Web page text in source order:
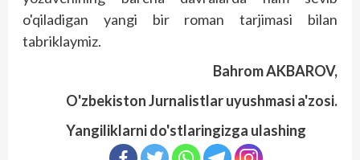
o'qiladigan yangi bir roman tarjimasi bilan
tabriklaymiz.
Bahrom AKBAROV,
O'zbekiston Jurnalistlar uyushmasi a'zosi.
Yangiliklarni do'stlaringizga ulashing